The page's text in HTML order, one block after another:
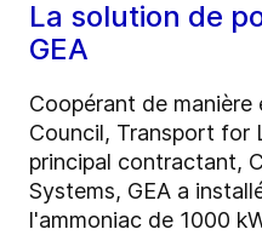
La solution de
GEA
Coopérant de manière
Council, Transport for
principal contractant,
Systems, GEA a
l'ammoniac de 1000